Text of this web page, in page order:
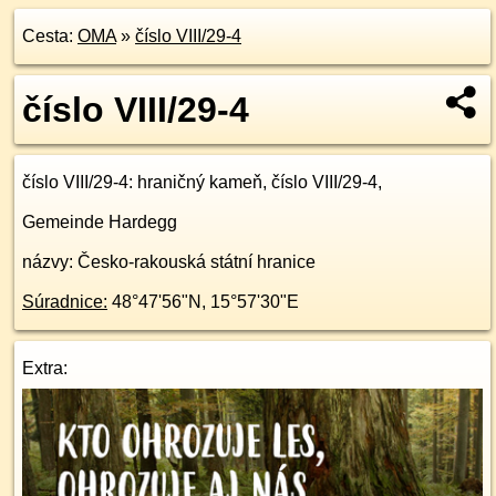
Cesta: OMA» číslo VIII/29-4
číslo VIII/29-4
číslo VIII/29-4: hraničný kameň, číslo VIII/29-4,
Gemeinde Hardegg
názvy: Česko-rakouská státní hranice
Súradnice: 48°47'56"N , 15°57'30"E
Extra: